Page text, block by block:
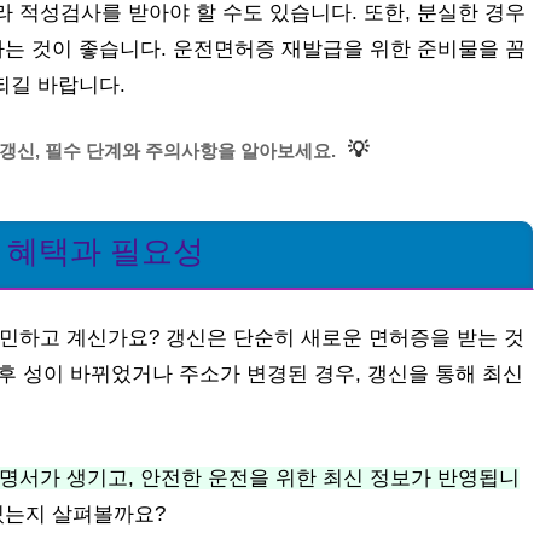
적성검사를 받아야 할 수도 있습니다. 또한, 분실한 경우
것이 좋습니다. 운전면허증 재발급을 위한 준비물을 꼼
길 바랍니다.
신, 필수 단계와 주의사항을 알아보세요. 💡
택과 필요성
하고 계신가요? 갱신은 단순히 새로운 면허증을 받는 것
성이 바뀌었거나 주소가 변경된 경우, 갱신을 통해 최신
서가 생기고, 안전한 운전을 위한 최신 정보가 반영됩니
지 살펴볼까요?